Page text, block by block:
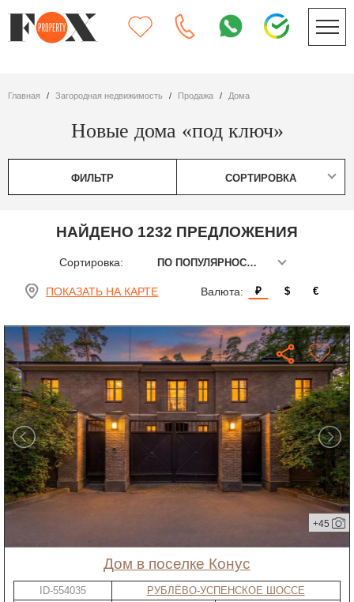
Главная Загородная недвижимость Продажа дома
Новые дома «под ключ»
ФИЛЬТР СОРТИРОВКА
НАЙДЕНО 1232 ПРЕДЛОЖЕНИЯ
Сортировка: ПО ПОПУЛЯРНОСТИ
ПОКАЗАТЬ НА КАРТЕ Валюта: ₽ $ €
+45
дом в поселке Конус
ID-554035
РУБЛЁВО-УСПЕНСКОЕ ШОССЕ